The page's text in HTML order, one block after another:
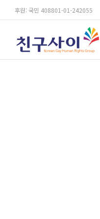
후원: 국민 408801-01-242055